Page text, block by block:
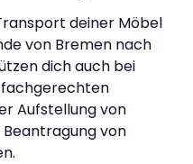
deiner Möbel
von Bremen nach
dich auch bei
Aufstellung von
von